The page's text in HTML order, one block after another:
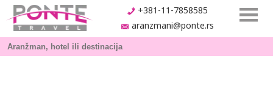
+381-11-7858585
aranzmani@ponte.rs